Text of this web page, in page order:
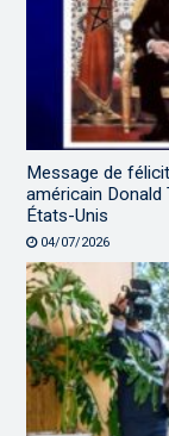
Message de
américain Donald
États-Unis
04/07/2026